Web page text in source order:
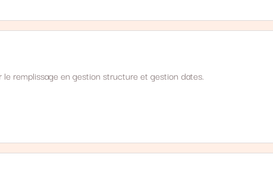
remplissage en gestion structure et gestion dates.